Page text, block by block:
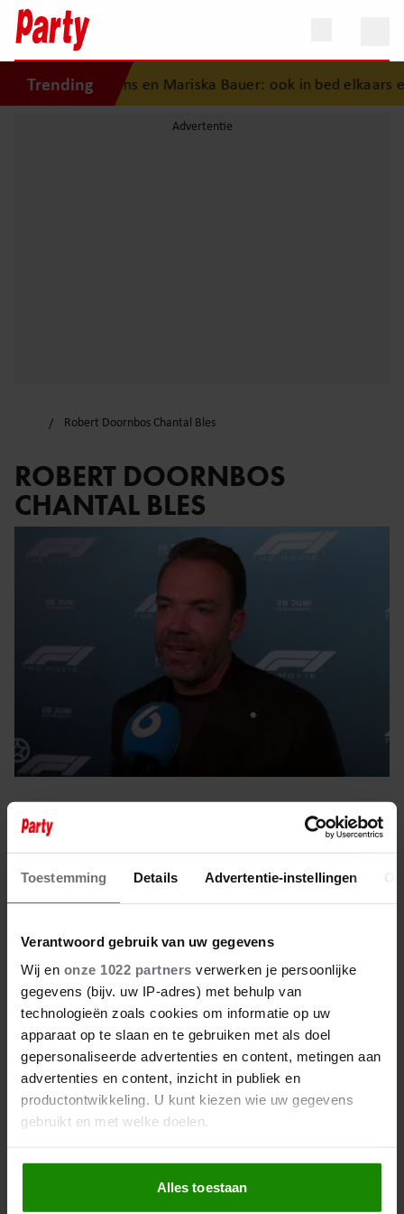
Toestemming Details Advertentie-instellingen
Verantwoord gebruik van uw gegevens
Wij en onze 1022 partners verwerken je persoonlijke
gegevens (bijv. uw IP-adres) met behulp van
technologieën zoals cookies om informatie op uw
apparaat op te slaan en te gebruiken met als doel
gepersonaliseerde advertenties en content, metingen aan
advertenties en content, inzicht in publiek en
productontwikkeling. U kunt kiezen wie uw gegevens
gebruikt en met welke doelen.
Als u het toestaat, willen we ook graag:
Informatie verzamelen over uw geografische
Alles toestaan
Trendingvan Frans en Mariska Bauer: ook in bed elkaars
Robert Doornbos Chantal Bles
ROBERT DOORNBOS
CHANTAL BLES
ROBERT DOORNBOS VLUCHT
NAAR EUROPA: ‘HET IS TE HEET
IN DUBAI’